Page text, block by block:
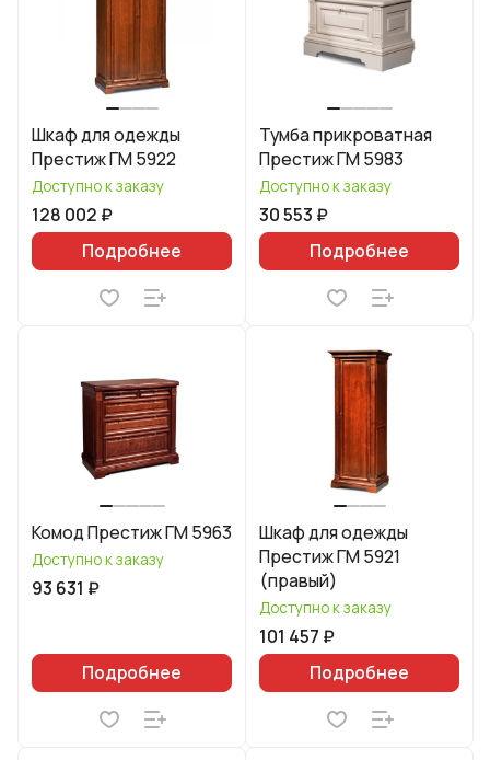
Шкаф для одежды
Престиж ГМ 5922
Доступно к заказу
128 002 ₽
Подробнее
Тумба прикроватная
Престиж ГМ 5983
Доступно к заказу
30 553 ₽
Подробнее
Комод Престиж ГМ 5963
Доступно к заказу
93 631 ₽
Подробнее
Шкаф для одежды
Престиж ГМ 5921
(правый)
Доступно к заказу
101 457 ₽
Подробнее